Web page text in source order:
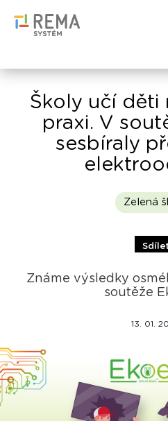
Školy učí děti
praxi. V
sesbíraly
Zelená
Známe výsledky
soutěže
13. 01.